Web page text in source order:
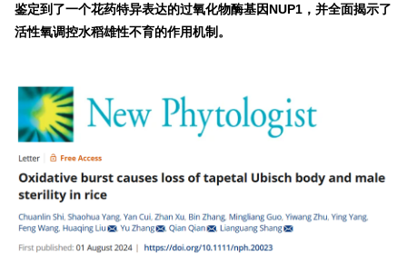
鉴定到了一个花药特异表达的过氧化物酶基因NUP1，并全面揭示了
活性氧调控水稻雄性不育的作用机制。